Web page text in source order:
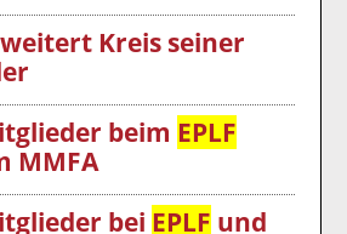
Kreis seiner
beim EPLF
MMFA
bei EPLF und